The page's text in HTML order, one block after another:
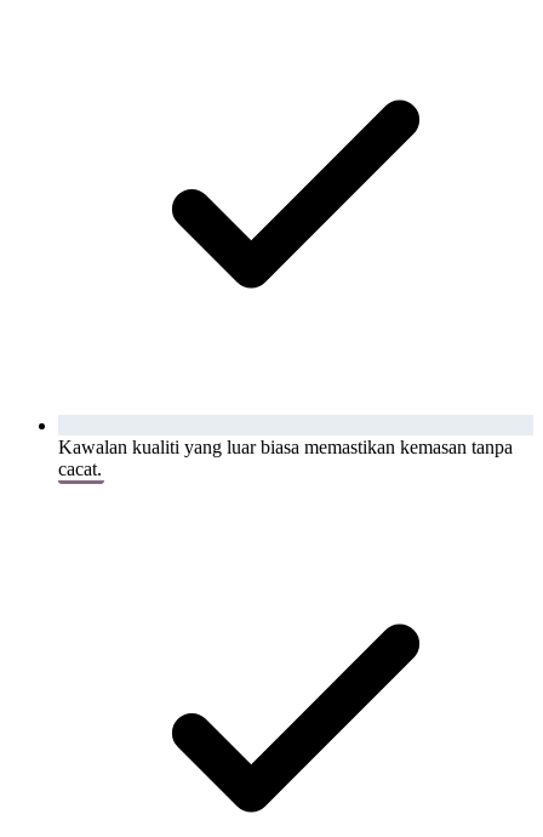
Kawalan kualiti yang luar biasa memastikan kemasan tanpa
cacat.